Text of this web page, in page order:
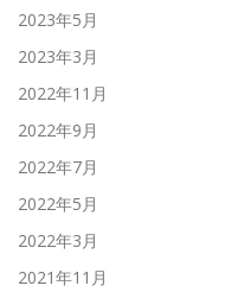
2023年5月
2023年3月
2022年11月
2022年9月
2022年7月
2022年5月
2022年3月
2021年11月